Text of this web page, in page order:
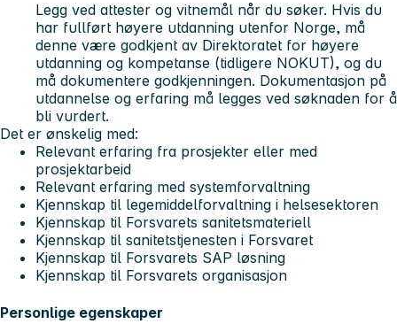
Legg ved attester og vitnemål når du søker. Hvis du
har fullført høyere utdanning utenfor Norge, må
denne være godkjent av Direktoratet for høyere
utdanning og kompetanse (tidligere NOKUT), og du
må dokumentere godkjenningen. Dokumentasjon på
utdannelse og erfaring må legges ved søknaden for å
bli vurdert.
Det er ønskelig med:
Relevant erfaring fra prosjekter eller med
prosjektarbeid
Relevant erfaring med systemforvaltning
Kjennskap til legemiddelforvaltning i helsesektoren
Kjennskap til Forsvarets sanitetsmateriell
Kjennskap til sanitetstjenesten i Forsvaret
Kjennskap til Forsvarets SAP løsning
Kjennskap til Forsvarets organisasjon
Personlige egenskaper